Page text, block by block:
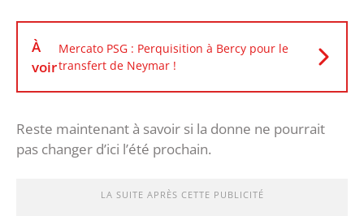
À
voir
Mercato PSG : Perquisition à Bercy pour le
transfert de Neymar !
Reste maintenant à savoir si la donne ne pourrait
pas changer d’ici l’été prochain.
LA SUITE APRÈS CETTE PUBLICITÉ